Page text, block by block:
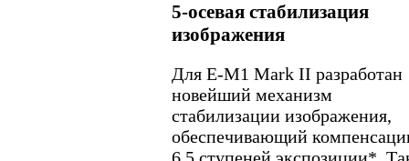
5-осевая стабилизация
изображения
Для E-M1 Mark II разработан
новейший механизм
стабилизации изображения,
обеспечивающий